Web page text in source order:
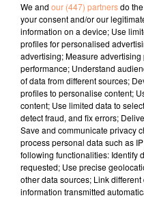
4 juillet 2022
Radio Star Live avec
27 juin 2022
Marseille : une
relation extras et...
27 juin 2022
Le cocholed pour
jusqu'au bout de la
10 mai 2022
Toulon : des quais
We and our (447) partnersdo
your consent and/or our
information on a device; Use
profiles for personalised
advertising; Measure
performance; Understand
of data from different sources;
profiles to personalise content;
content; Use limited data to
detect fraud, and fix errors;
Save and communicate privacy
process personal data such as
following functionalities: Identify
requested; Use precise
other data sources; Link
information transmitted